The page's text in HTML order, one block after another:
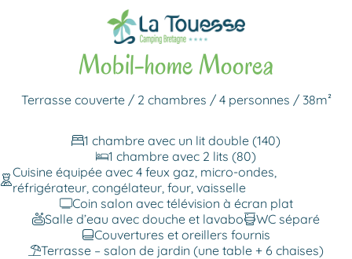
Revenir aux locations
Mobil-home Moorea
Terrasse couverte / 2 chambres / 4 personnes / 38m²
1 chambre avec un lit double (140)
1 chambre avec 2 lits (80)
Cuisine équipée avec 4 feux gaz, micro-ondes,
réfrigérateur, congélateur, four, vaisselle
Coin salon avec télévision à écran plat
Salle d’eau avec douche et lavabo
WC séparé
Couvertures et oreillers fournis
Terrasse – salon de jardin (une table + 6 chaises)